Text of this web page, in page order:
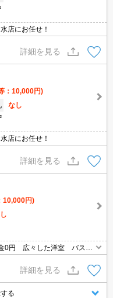
店にお任せ！
詳細を見る
：10,000円)
なし
店にお任せ！
詳細を見る
10,000円)
0円 広々した洋室 バス・
詳細を見る
る